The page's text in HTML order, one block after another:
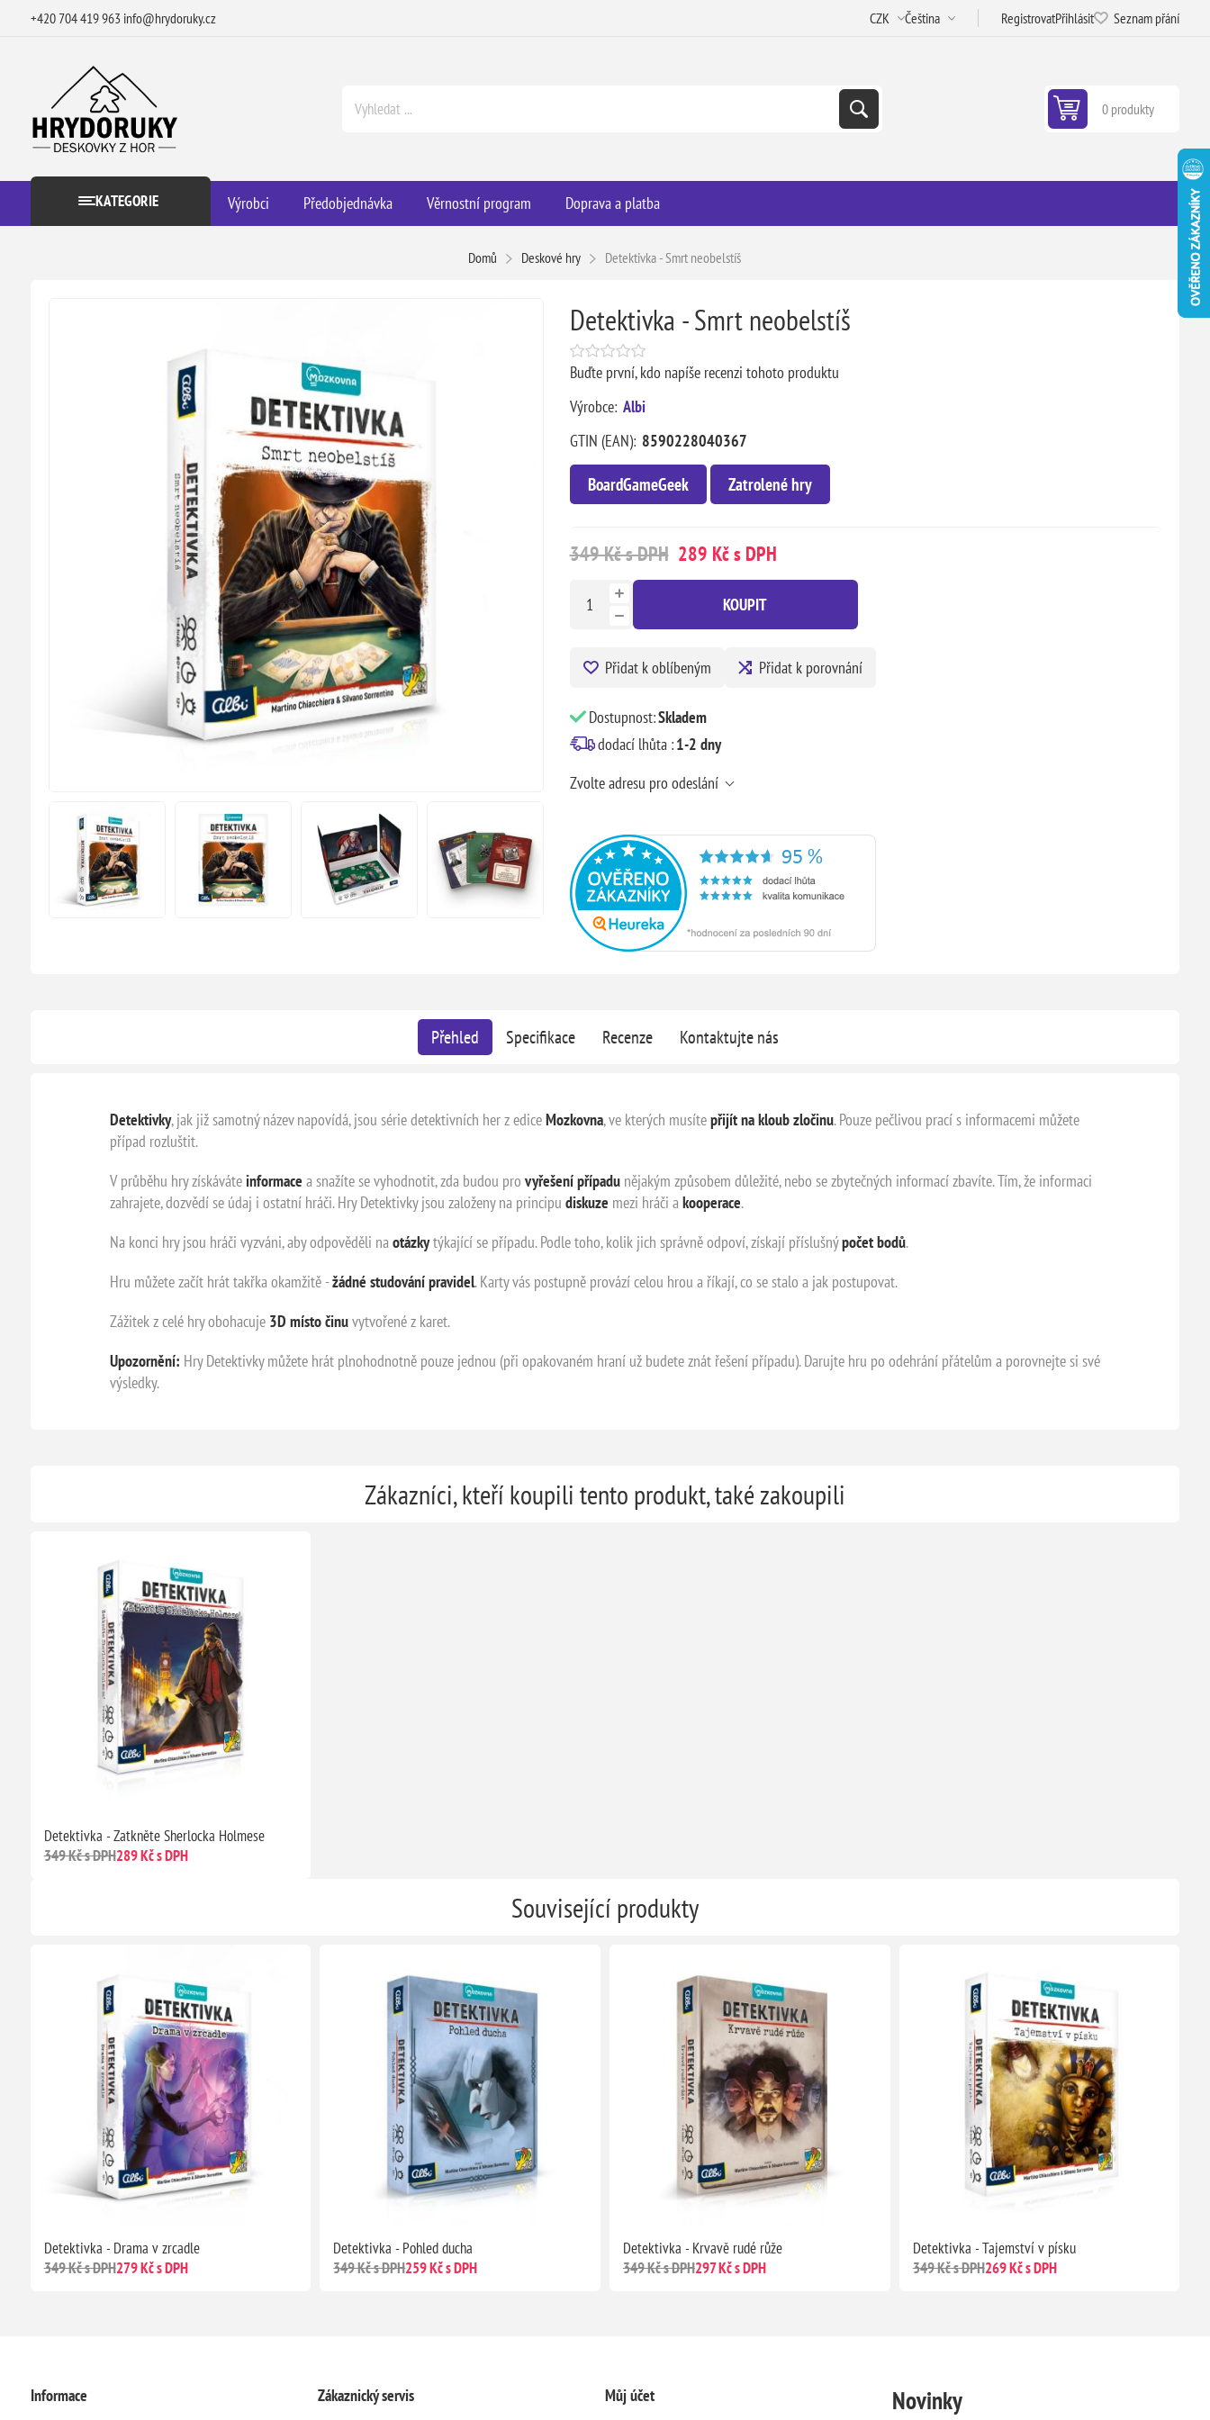
+420 704 419 963 info@hrydoruky.cz RegistrovatPřihlásit Seznam přání
0 produkty
KATEGORIE Výrobci Předobjednávka Věrnostní program Doprava a platba
Domů Deskové hry Detektivka - Smrt neobelstíš
Detektivka - Smrt neobelstíš
Buďte první, kdo napíše recenzi tohoto produktu
Výrobce: Albi
GTIN (EAN): 8590228040367
BoardGameGeek Zatrolené hry
349 Kč s DPH 289 Kč s DPH
KOUPIT
Přidat k oblíbeným Přidat k porovnání
Dostupnost:Skladem
dodací lhůta :1-2 dny
Zvolte adresu pro odeslání
Přehled Specifikace Recenze Kontaktujte nás
Detektivky, jak již samotný název napovídá, jsou série detektivních her z ediceMozkovna, ve kterých musítepřijít na kloub zločinu. Pouze pečlivou prací s informacemi můžete
případ rozluštit.
V průběhu hry získáváteinformace a snažíte se vyhodnotit, zda budou pro vyřešení případunějakým způsobem důležité, nebo se zbytečných informací zbavíte. Tím, že informaci
zahrajete, dozvědí se údaj i ostatní hráči. Hry Detektivky jsou založeny na principu diskuze mezi hráči akooperace.
Na konci hry jsou hráči vyzváni, aby odpověděli naotázkytýkající se případu. Podle toho, kolik jich správně odpoví, získají příslušnýpočet bodů.
Hru můžete začít hrát takřka okamžitě -žádné studování pravidel. Karty vás postupně provází celou hrou a říkají, co se stalo a jak postupovat.
Zážitek z celé hry obohacuje 3D místo činuvytvořené z karet.
Upozornění: Hry Detektivky můžete hrát plnohodnotně pouze jednou (při opakovaném hraní už budete znát řešení případu). Darujte hru po odehrání přátelům a porovnejte si své
výsledky.
Zákazníci, kteří koupili tento produkt, také zakoupili
Detektivka - Zatkněte Sherlocka Holmese
349 Kč s DPH289 Kč s DPH
Související produkty
Detektivka - Drama v zrcadle
349 Kč s DPH279 Kč s DPH
Detektivka - Pohled ducha
349 Kč s DPH259 Kč s DPH
Detektivka - Krvavě rudé růže
349 Kč s DPH297 Kč s DPH
Detektivka - Tajemství v písku
349 Kč s DPH269 Kč s DPH
Informace
Zákaznický servis
Můj účet
Novinky